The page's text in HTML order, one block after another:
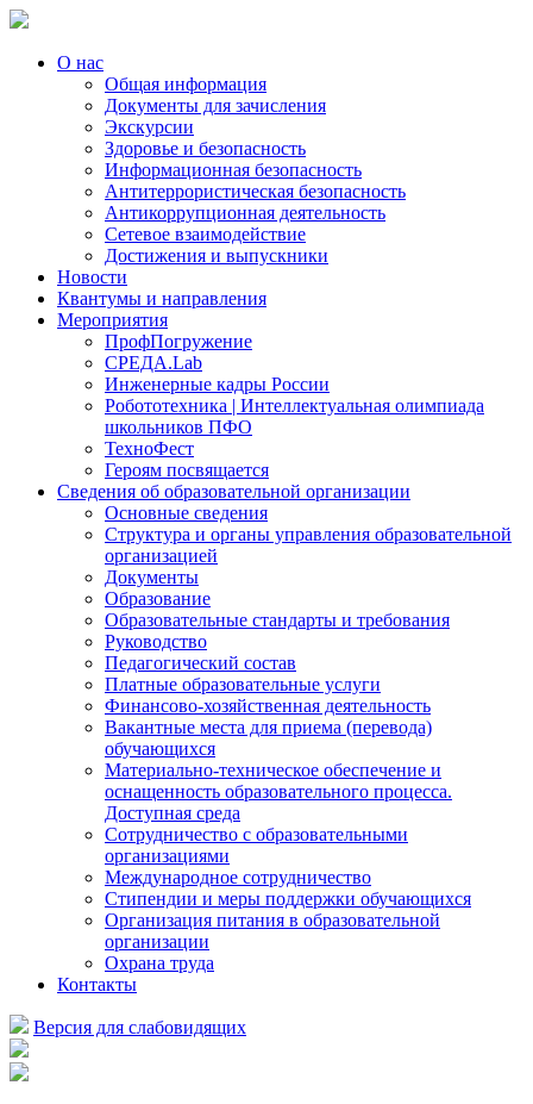
О нас
Общая информация
Документы для зачисления
Экскурсии
Здоровье и безопасность
Информационная безопасность
Антитеррористическая безопасность
Антикоррупционная деятельность
Сетевое взаимодействие
Достижения и выпускники
Новости
Квантумы и направления
Мероприятия
ПрофПогружение
СРЕДА.Lab
Инженерные кадры России
Робототехника | Интеллектуальная олимпиада
школьников ПФО
ТехноФест
Героям посвящается
Сведения об образовательной организации
Основные сведения
Структура и органы управления образовательной
организацией
Документы
Образование
Образовательные стандарты и требования
Руководство
Педагогический состав
Платные образовательные услуги
Финансово-хозяйственная деятельность
Вакантные места для приема (перевода)
обучающихся
Материально-техническое обеспечение и
оснащенность образовательного процесса.
Доступная среда
Сотрудничество с образовательными
организациями
Международное сотрудничество
Стипендии и меры поддержки обучающихся
Организация питания в образовательной
организации
Охрана труда
Контакты
Версия для слабовидящих